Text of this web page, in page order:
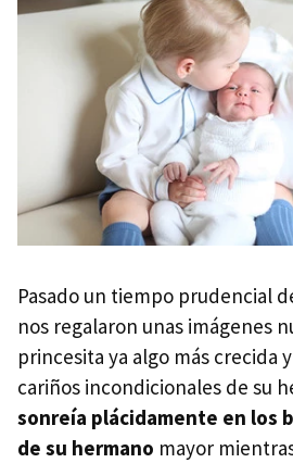
Pasado un tiempo prudencial
nos regalaron unas imágenes
princesita ya algo más crecida
cariños incondicionales de su
sonreía plácidamente en los
de su hermano mayor